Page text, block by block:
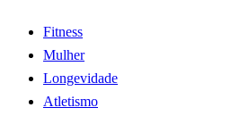
Fitness
Mulher
Longevidade
Atletismo